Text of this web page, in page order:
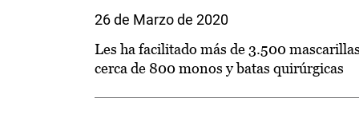
26 de Marzo de 2020
Les ha facilitado más de 3.500
cerca de 800 monos y batas quirúrgicas